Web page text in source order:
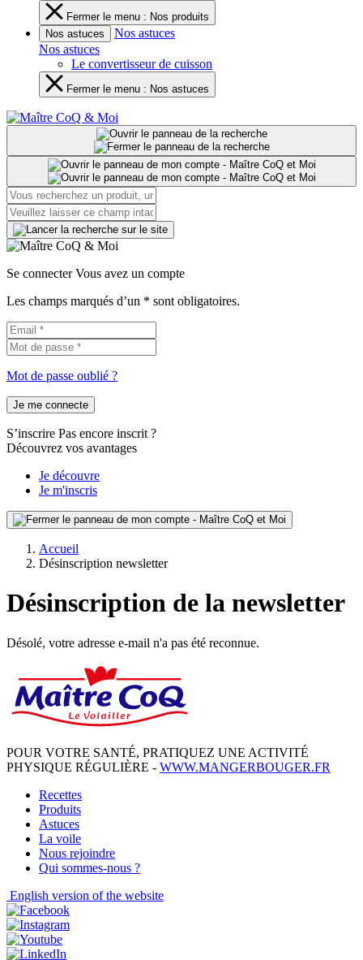
Fermer le menu : Nos produits
Nos astuces
Nos astuces
Nos astuces
Le convertisseur de cuisson
Fermer le menu : Nos astuces
Se connecter Vous avez un compte
Les champs marqués d’un * sont obligatoires.
Mot de passe oublié ?
Je me connecte
S’inscrire Pas encore inscrit ?
Découvrez vos avantages
Je découvre
Je m'inscris
Accueil
Désinscription newsletter
Désinscription de la newsletter
Désolé, votre adresse e-mail n'a pas été reconnue.
POUR VOTRE SANTÉ, PRATIQUEZ UNE ACTIVITÉ
PHYSIQUE RÉGULIÈRE - WWW.MANGERBOUGER.FR
Recettes
Produits
Astuces
La voile
Nous rejoindre
Qui sommes-nous ?
English version of the website